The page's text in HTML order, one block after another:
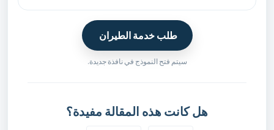
طلب خدمة الطيران
سيتم فتح النموذج في نافذة جديدة.
هل كانت هذه المقالة مفيدة؟